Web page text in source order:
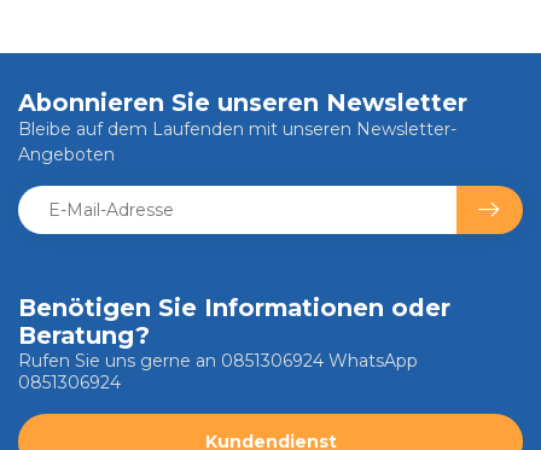
Benötigen Sie Informationen oder
Beratung?
Rufen Sie uns gerne an 0851306924 WhatsApp
0851306924
Kundendienst
Abonnieren Sie unseren Newsletter
Bleibe auf dem Laufenden mit unseren Newsletter-
Angeboten